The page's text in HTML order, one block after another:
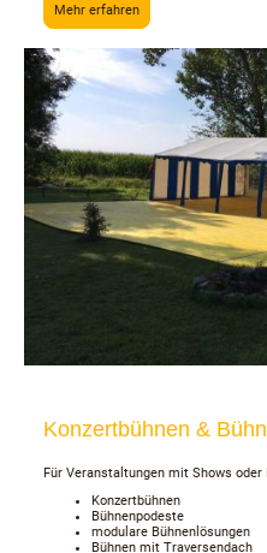
Mehr erfahren
Konzertbühnen &
Für Veranstaltungen mit Shows
Konzertbühnen
Bühnenpodeste
modulare Bühnenlösungen
Bühnen mit Traversendach